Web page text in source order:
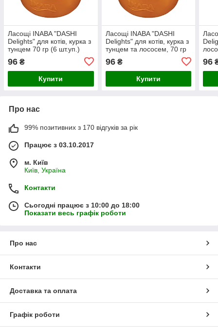
Ласощі INABA "DASHI
Delights" для котів, курка з
тунцем 70 гр (6 шт.уп.)
96 ₴
Купити
Ласощі INABA "DASHI
Delights" для котів, курка з
тунцем та лососем, 70 гр
шт.)
96₴
Купити
96
Про нас
99% позитивних з 170 відгуків за рік
Працює з 03.10.2017
м. Київ
Київ, Україна
Контакти
Сьогодні працює з 10:00 до 18:00
Показати весь графік роботи
Про нас
Контакти
Доставка та оплата
Графік роботи